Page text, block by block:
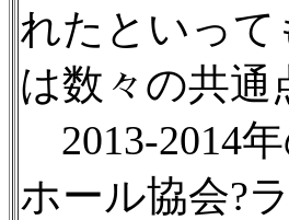
れたといって
は数々の共通
2013-2014
ホール協会?